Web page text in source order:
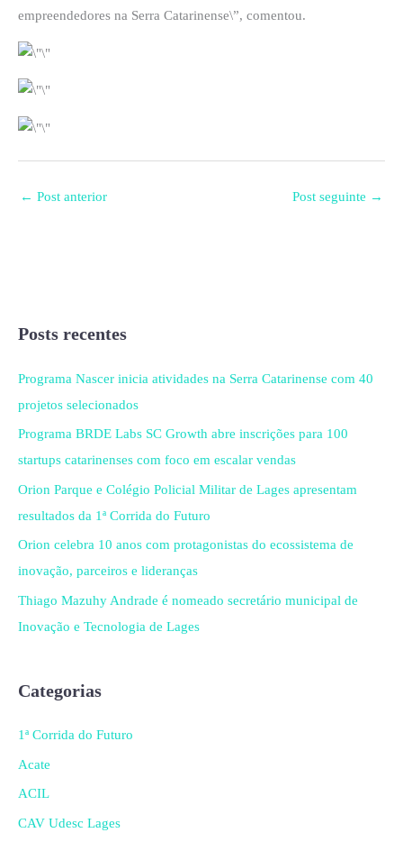
empreendedores na Serra Catarinense\”, comentou.
← Post anterior Post seguinte →
Posts recentes
Programa Nascer inicia atividades na Serra Catarinense com 40
projetos selecionados
Programa BRDE Labs SC Growth abre inscrições para 100
startups catarinenses com foco em escalar vendas
Orion Parque e Colégio Policial Militar de Lages apresentam
resultados da 1ª Corrida do Futuro
Orion celebra 10 anos com protagonistas do ecossistema de
inovação, parceiros e lideranças
Thiago Mazuhy Andrade é nomeado secretário municipal de
Inovação e Tecnologia de Lages
Categorias
1ª Corrida do Futuro
Acate
ACIL
CAV Udesc Lages